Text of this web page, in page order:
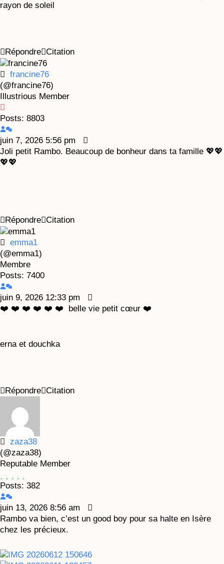
rayon de soleil
Répondre Citation
francine76
(@francine76)
Illustrious Member
Posts: 8803
juin 7, 2026 5:56 pm
Joli petit Rambo. Beaucoup de bonheur dans ta famille 💖💖
💖💖
Répondre Citation
emma1
(@emma1)
Membre
Posts: 7400
juin 9, 2026 12:33 pm
❤️ ❤️ ❤️ ❤️ ❤️ ❤️ belle vie petit cœur ❤️
erna et douchka
Répondre Citation
zaza38
(@zaza38)
Reputable Member
Posts: 382
juin 13, 2026 8:56 am
Rambo va bien, c’est un good boy pour sa halte en Isère
chez les précieux.